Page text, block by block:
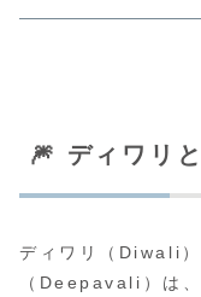
🎆 ディワリ
ディワリ（Diwali
（Deepavali）は